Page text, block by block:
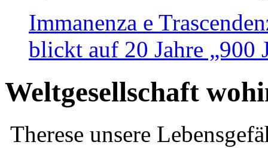
Immanenza e
blickt auf 20 Jahre „900
Weltgesellschaft
Therese unsere